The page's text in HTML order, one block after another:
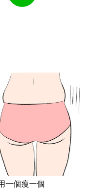
一個瘦一個